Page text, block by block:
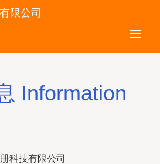
限公司
Information
科技有限公司